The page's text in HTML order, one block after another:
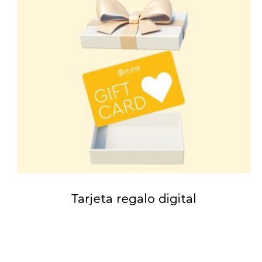
Tarjeta regalo digital